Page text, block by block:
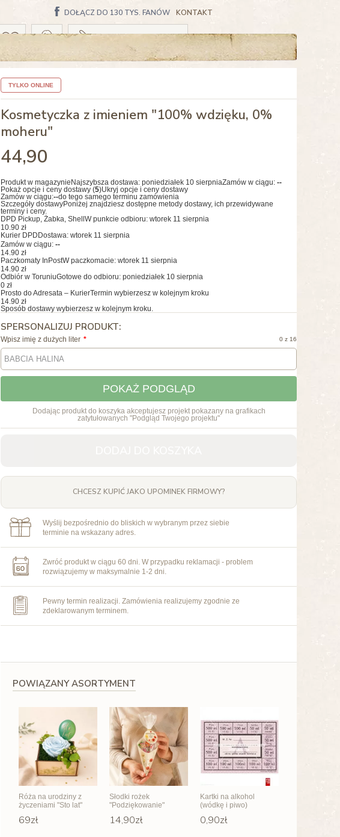
DOŁĄCZ DO 130 TYS. FANÓW KONTAKT
Koszyk pusty
TYLKO ONLINE
Kosmetyczka z imieniem "100% wdzięku, 0%
moheru"
44,90
Produkt w magazynie Najszybsza dostawa: poniedziałek 10 sierpniaZamów w ciągu: --
Pokaż opcje i ceny dostawy (5)Ukryj opcje i ceny dostawy
Zamów w ciągu:--do tego samego terminu zamówienia
Szczegóły dostawyPoniżej znajdziesz dostępne metody dostawy, ich przewidywane
terminy i ceny.
DPD Pickup, Żabka, Shell W punkcie odbioru: wtorek 11 sierpnia
10.90 zł
Kurier DPD Dostawa: wtorek 11 sierpnia
Zamów w ciągu: --
14.90 zł
Paczkomaty InPostW paczkomacie: wtorek 11 sierpnia
14.90 zł
Odbiór w ToruniuGotowe do odbioru: poniedziałek 10 sierpnia
0 zł
Prosto do Adresata – KurierTermin wybierzesz w kolejnym kroku
14.90 zł
Sposób dostawy wybierzesz w kolejnym kroku.
SPERSONALIZUJ PRODUKT:
Wpisz imię z dużych liter 0 z 16
POKAŻ PODGLĄD
Dodając produkt do koszyka akceptujesz projekt pokazany na grafikach
zatytułowanych "Podgląd Twojego projektu"
CHCESZ KUPIĆ JAKO UPOMINEK FIRMOWY?
Wyślij bezpośrednio do bliskich w wybranym przez siebie
terminie na wskazany adres.
Zwróć produkt w ciągu 60 dni. W przypadku reklamacji - problem
rozwiązujemy w maksymalnie 1-2 dni.
Pewny termin realizacji. Zamówienia realizujemy zgodnie ze
zdeklarowanym terminem.
POWIĄZANY ASORTYMENT
Róża na urodziny z
życzeniami "Sto lat"
69zł
Słodki rożek
"Podziękowanie"
14,90zł
Kartki na alkohol
(wódkę i piwo)
0,90zł